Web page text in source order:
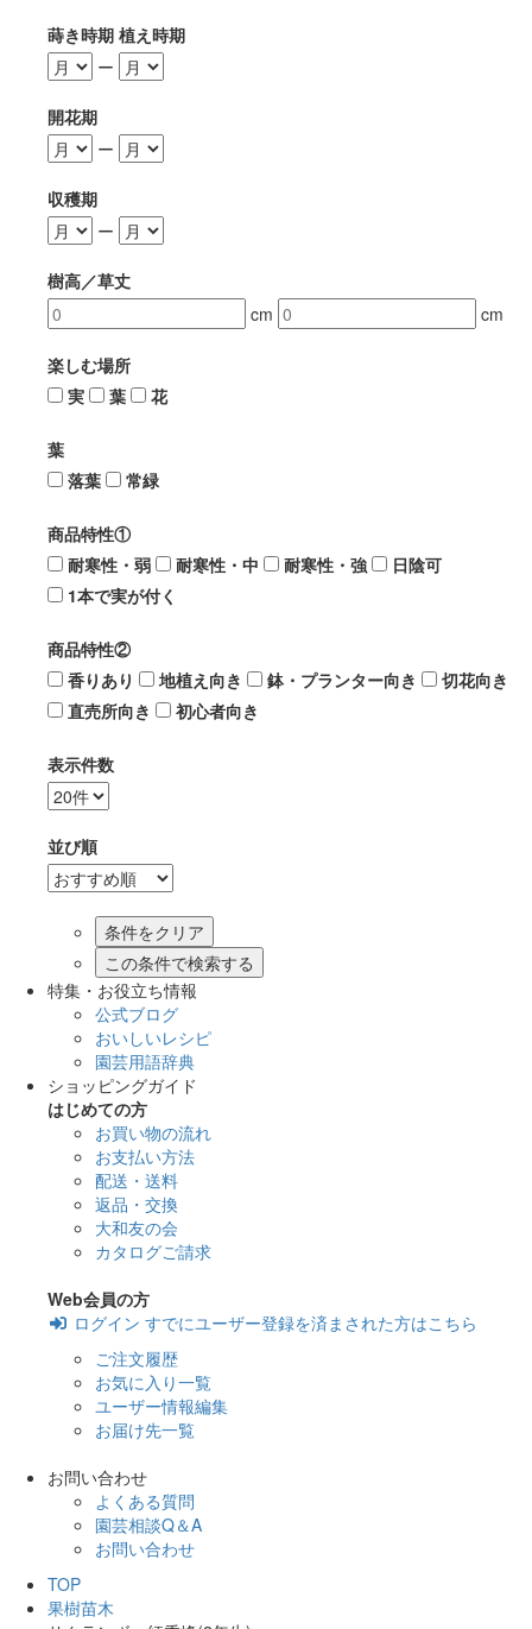
蒔き時期 植え時期
ー
開花期
ー
収穫期
ー
樹高／草丈
cm
cm
楽しむ場所
実
葉 花
葉
落葉
常緑
商品特性①
耐寒性・弱
耐寒性・中 耐寒性・強
日陰可
1本で実が付く
商品特性②
香りあり
地植え向き 鉢・プランター向き
切花向き
直売所向き
初心者向き
表示件数
並び順
この条件で検索する
特集・お役立ち情報
公式ブログ
おいしいレシピ
園芸用語辞典
ショッピングガイド
はじめての方
お買い物の流れ
お支払い方法
配送・送料
返品・交換
大和友の会
カタログご請求
Web会員の方
ログイン すでにユーザー登録を済まされた方はこちら
ご注文履歴
お気に入り一覧
ユーザー情報編集
お届け先一覧
お問い合わせ
よくある質問
園芸相談Q＆A
お問い合わせ
TOP
果樹苗木